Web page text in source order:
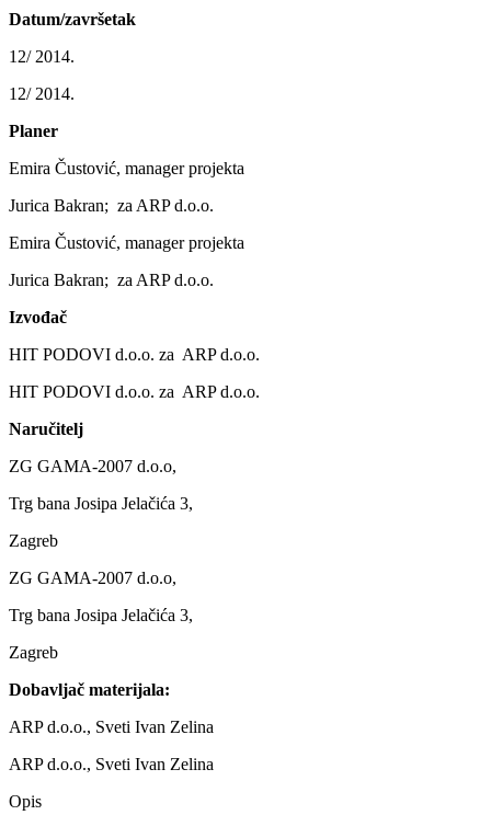
Datum/završetak
12/ 2014.
12/ 2014.
Planer
Emira Čustović, manager projekta
Jurica Bakran; za ARP d.o.o.
Emira Čustović, manager projekta
Jurica Bakran; za ARP d.o.o.
Izvođač
HIT PODOVI d.o.o. za ARP d.o.o.
HIT PODOVI d.o.o. za ARP d.o.o.
Naručitelj
ZG GAMA-2007 d.o.o,
Trg bana Josipa Jelačića 3,
Zagreb
ZG GAMA-2007 d.o.o,
Trg bana Josipa Jelačića 3,
Zagreb
Dobavljač materijala:
ARP d.o.o., Sveti Ivan Zelina
ARP d.o.o., Sveti Ivan Zelina
Opis